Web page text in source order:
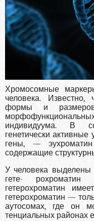
Хромосомные
человека.
формы и
индивидуума. В
генетически
гены, —
содержащие
У человека
гете-
гетерохроматин
гетерохроматин —
аутосомах, где он
тенциальных районах